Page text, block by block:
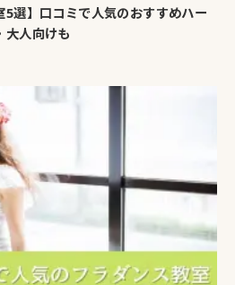
5選】口コミで人気のおすすめハー
大人向けも